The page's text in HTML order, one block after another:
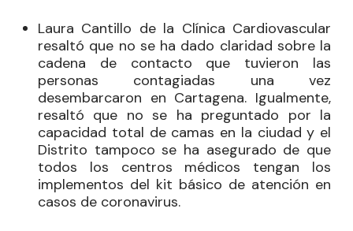
Laura Cantillo de la Clínica Cardiovascular
resaltó que no se ha dado claridad sobre la
cadena de contacto que tuvieron las
personas contagiadas una vez
desembarcaron en Cartagena. Igualmente,
resaltó que no se ha preguntado por la
capacidad total de camas en la ciudad y el
Distrito tampoco se ha asegurado de que
todos los centros médicos tengan los
implementos del kit básico de atención en
casos de coronavirus.